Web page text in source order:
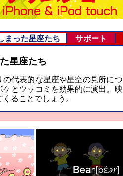
まった星座たち サポート
星座たち
代表的な星座や星空の見所に
とツッコミを効果的に演出。
ることでしょう。